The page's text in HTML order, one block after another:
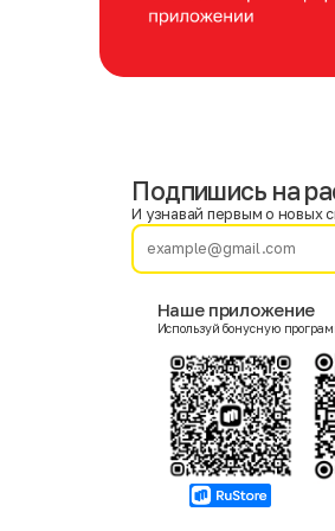
Фамилия
Женский
Согласие на получение чеков по
Подпишись на
И узнавай первым о новых
Наше приложение
Используй бонусную